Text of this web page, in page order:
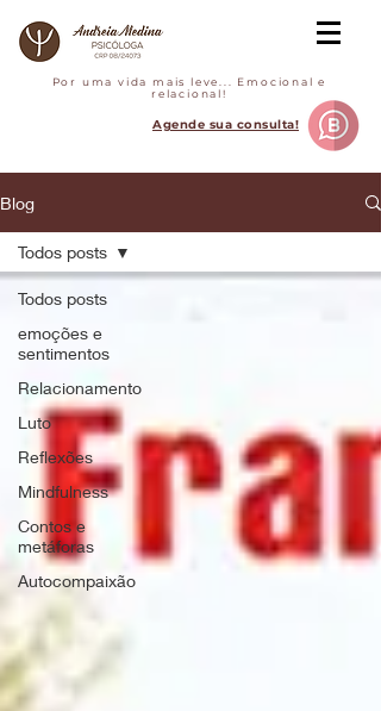
Por uma vida mais leve... Emocional e
relacional!
Agende sua consulta!
Blog
Todos posts
emoções e
sentimentos
Relacionamento
Luto
Reflexões
Mindfulness
Contos e
metáforas
Autocompaixão
Todos posts